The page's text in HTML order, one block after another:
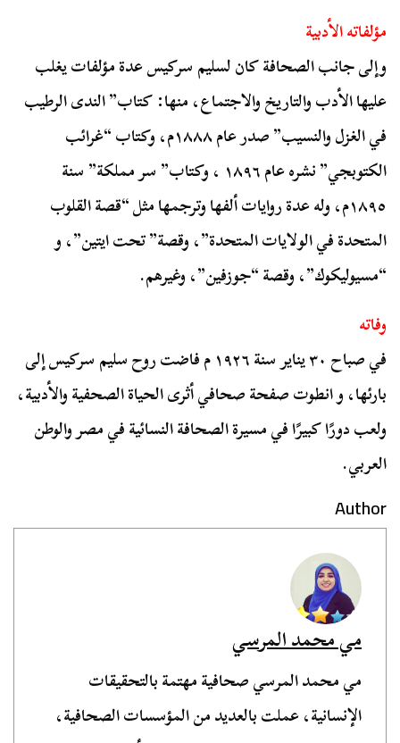
مؤلفاته الأدبية
وإلى جانب الصحافة كان لسليم سركيس عدة مؤلفات يغلب
عليها الأدب والتاريخ والاجتماع، منها: كتاب” الندى الرطيب
في الغزل والنسيب” صدر عام ۱۸۸۸م، وكتاب “غرائب
الكتوبجي” نشره عام ١٨٩٦ ، وكتاب” سر مملكة” سنة
١٨٩٥م، وله عدة روايات ألفها وترجمها مثل “قصة القلوب
المتحدة في الولايات المتحدة”، وقصة” تحت ايتين”، و
“مسيوليكوك”، وقصة “جوزفين”، وغيرهم.
وفاته
في صباح ٣٠ يناير سنة ۱۹۲٦ م فاضت روح سلیم سركيس إلى
بارئها، و انطوت صفحة صحافي أثرى الحياة الصحفية والأدبية،
ولعب دورًا كبيرًا في مسيرة الصحافة النسائية في مصر والوطن
العربي.
Author
مي محمد المرسي
مي محمد المرسي صحافية مهتمة بالتحقيقات
الإنسانية، عملت بالعديد من المؤسسات الصحافية،